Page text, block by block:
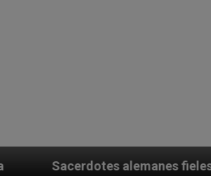
fieles al Papa contestan a